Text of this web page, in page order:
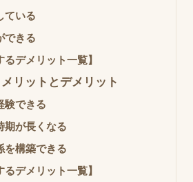
ている
できる
るデメリット一覧】
リットとデメリット
験できる
期が長くなる
を構築できる
るデメリット一覧】